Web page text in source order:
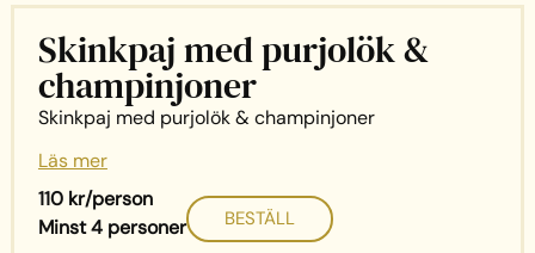
Skinkpaj med purjolök &
champinjoner
Skinkpaj med purjolök & champinjoner
Läs mer
110 kr/person
Minst 4 personer
BESTÄLL